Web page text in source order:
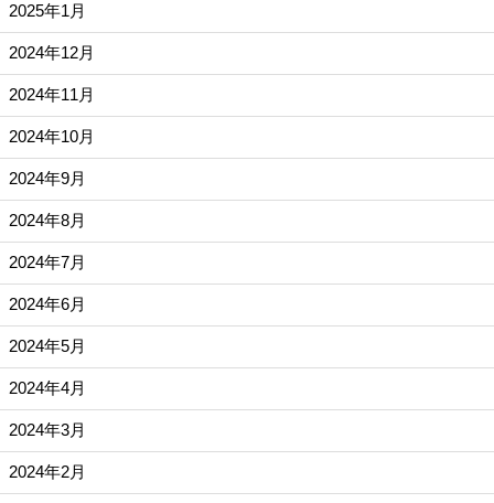
2025年1月
2024年12月
2024年11月
2024年10月
2024年9月
2024年8月
2024年7月
2024年6月
2024年5月
2024年4月
2024年3月
2024年2月